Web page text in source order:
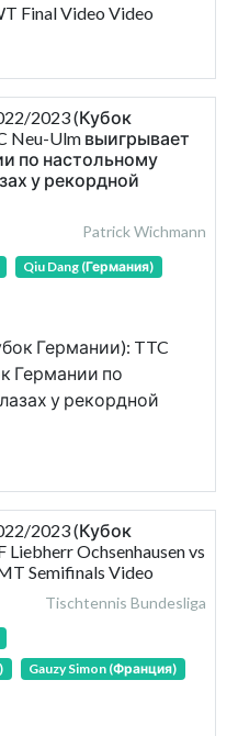
Final Video Video
2023 (Кубок
Neu-Ulm выигрывает
по настольному
у рекордной
Patrick Wichmann
Qiu Dang (Германия)
Германии): TTC
Германии по
у рекордной
2023 (Кубок
Ochsenhausen vs
Semifinals Video
Tischtennis Bundesliga
Gauzy Simon (Франция)